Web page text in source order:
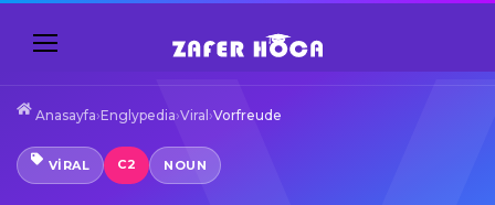
Anasayfa›Englypedia›Viral ›Vorfreude
VIRAL C2 NOUN